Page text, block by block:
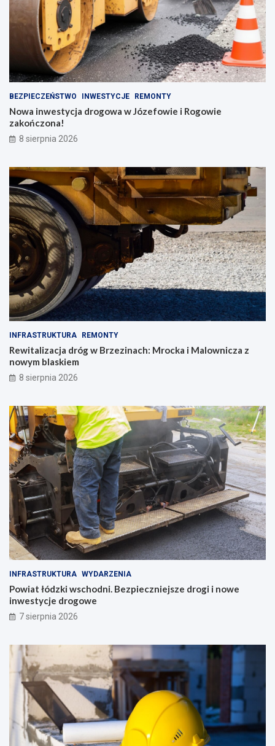
BEZPIECZEŃSTWO INWESTYCJE REMONTY
Nowa inwestycja drogowa w Józefowie i Rogowie
zakończona!
8 sierpnia 2026
INFRASTRUKTURA REMONTY
Rewitalizacja dróg w Brzezinach: Mrocka i Malownicza z
nowym blaskiem
8 sierpnia 2026
INFRASTRUKTURA WYDARZENIA
Powiat łódzki wschodni. Bezpieczniejsze drogi i nowe
inwestycje drogowe
7 sierpnia 2026